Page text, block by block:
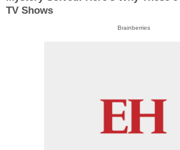
TV Shows
Brainberries